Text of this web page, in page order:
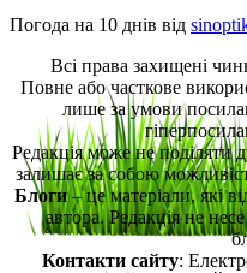
Погода на 10 днів від
Всі права захищені
Повне або часткове
лише за умови
Редакція може не поділяти
залишає за собою
Блоги– це матеріали, які
автора. Редакція не несе
Контакти сайту: